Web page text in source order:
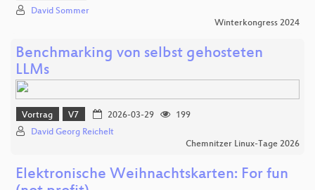
David Sommer
Winterkongress 2024
Benchmarking von selbst gehosteten
LLMs
Vortrag V7 2026-03-29
199
David Georg Reichelt
Chemnitzer Linux-Tage 2026
Elektronische Weihnachtskarten: For fun